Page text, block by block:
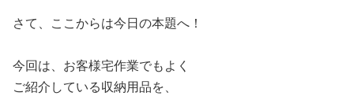
さて、ここからは今日の本題へ！
今回は、お客様宅作業でもよく
ご紹介している収納用品を、